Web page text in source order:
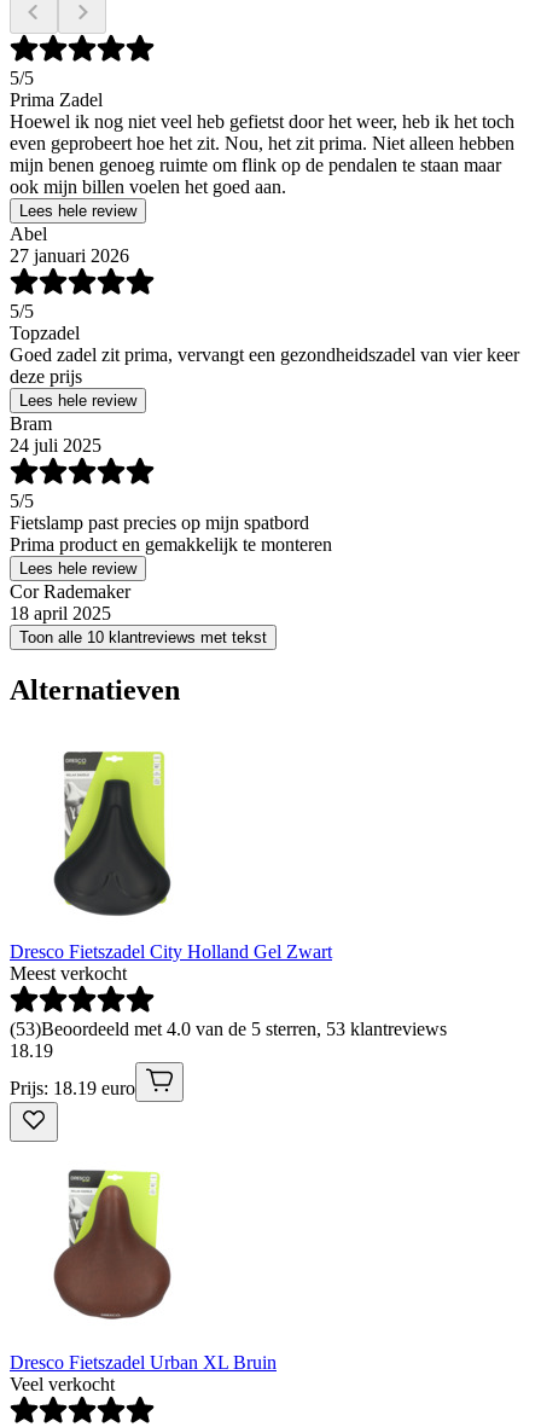
5/5
Prima Zadel
Hoewel ik nog niet veel heb gefietst door het weer, heb ik het toch
even geprobeert hoe het zit. Nou, het zit prima. Niet alleen hebben
mijn benen genoeg ruimte om flink op de pendalen te staan maar
ook mijn billen voelen het goed aan.
Lees hele review
Abel
27 januari 2026
5/5
Topzadel
Goed zadel zit prima, vervangt een gezondheidszadel van vier keer
deze prijs
Lees hele review
Bram
24 juli 2025
5/5
Fietslamp past precies op mijn spatbord
Prima product en gemakkelijk te monteren
Lees hele review
Cor Rademaker
18 april 2025
Toon alle 10 klantreviews met tekst
Alternatieven
Dresco Fietszadel City Holland Gel Zwart
Meest verkocht
(53)Beoordeeld met 4.0 van de 5 sterren, 53 klantreviews
18.19
Prijs: 18.19 euro
Dresco Fietszadel Urban XL Bruin
Veel verkocht